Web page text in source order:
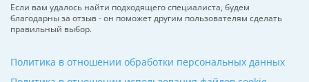
Если вам удалось найти подходящего специалиста, будем
благодарны за отзыв - он поможет другим пользователям сделать
правильный выбор.
Политика в отношении обработки персональных данных